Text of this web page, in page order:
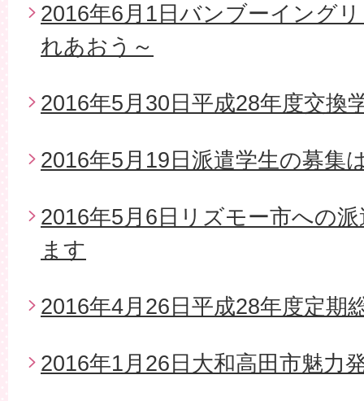
2016年6月1日バンブーイング
れあおう～
2016年5月30日平成28年度交換
2016年5月19日派遣学生の募集
2016年5月6日リズモー市への
ます
2016年4月26日平成28年度定期
2016年1月26日大和高田市魅力